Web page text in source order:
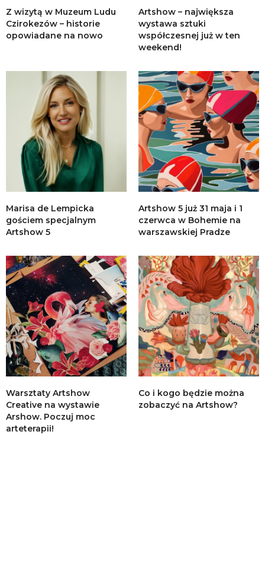
Z wizytą w Muzeum Ludu
Czirokezów – historie
opowiadane na nowo
Artshow – największa
wystawa sztuki
współczesnej już w ten
weekend!
Marisa de Lempicka
gościem specjalnym
Artshow 5
Artshow 5 już 31 maja i 1
czerwca w Bohemie na
warszawskiej Pradze
Warsztaty Artshow
Creative na wystawie
Arshow. Poczuj moc
arteterapii!
Co i kogo będzie można
zobaczyć na Artshow?